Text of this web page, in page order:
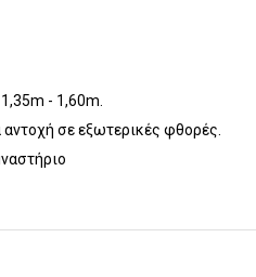
- 1,60m.
αντοχή σε εξωτερικές φθορές.